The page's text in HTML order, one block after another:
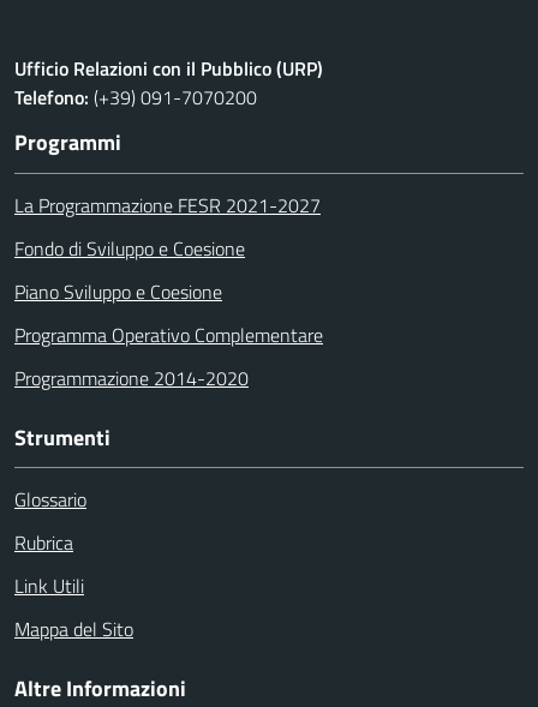
Ufficio Relazioni con il Pubblico (URP)
Telefono: (+39) 091-7070200
Programmi
La Programmazione FESR 2021-2027
Fondo di Sviluppo e Coesione
Piano Sviluppo e Coesione
Programma Operativo Complementare
Programmazione 2014-2020
Strumenti
Glossario
Rubrica
Link Utili
Mappa del Sito
Altre Informazioni